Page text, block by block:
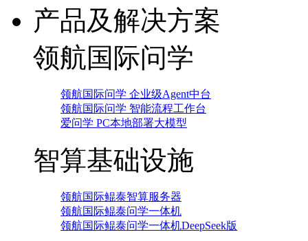
产品及解决方案
领航国际问学
领航国际问学 企业级Agent中台
领航国际问学 智能流程工作台
爱问学 PC本地部署大模型
智算基础设施
领航国际鲲泰智算服务器
领航国际鲲泰问学一体机
领航国际鲲泰问学一体机DeepSeek版